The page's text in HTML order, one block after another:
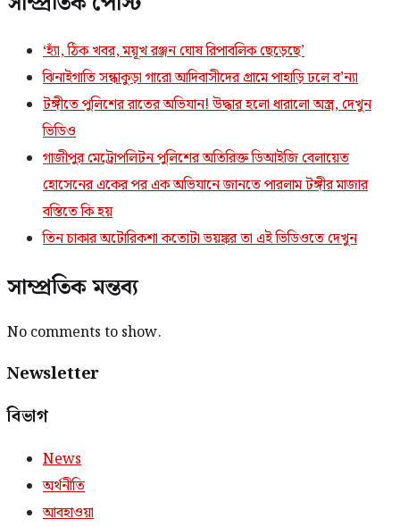
‘হ্যাঁ, ঠিক খবর, ময়ূখ রঞ্জন ঘোষ রিপাবলিক ছেড়েছে’
ঝিনাইগাতি সন্ধাকুড়া গারো আদিবাসীদের গ্রামে পাহাড়ি ঢলে ব’ন্যা
টঙ্গীতে পুলিশের রাতের অভিযান! উদ্ধার হলো ধারালো অস্ত্র, দেখুন
ভিডিও
গাজীপুর মেট্রোপলিটন পুলিশের অতিরিক্ত ডিআইজি বেলায়েত
হোসেনের একের পর এক অভিযানে জানতে পারলাম টঙ্গীর মাজার
বস্তিতে কি হয়
তিন চাকার অটোরিকশা কতোটা ভয়ঙ্কর তা এই ভিডিওতে দেখুন
সাম্প্রতিক মন্তব্য
No comments to show.
Newsletter
বিভাগ
News
অর্থনীতি
আবহাওয়া